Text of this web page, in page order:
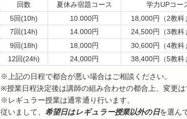
回数 夏休み宿題コース
学力UPコー
5回(10h)
10.000円
18,000円（2教科
7回(14h)
14.000円
24,500円（3教科
9回(18h)
18,000円
30,600円（4教科
12回(24h)
24,000円 38,400円（5教科
※上記の日程で都合が悪い場合はご相談ください。
※授業日程決定後は講師の組み合わせの都合上、変更
※レギュラー授業は通常通り行います。
従いまして、 希望日はレギュラー授業以外の日を選ん